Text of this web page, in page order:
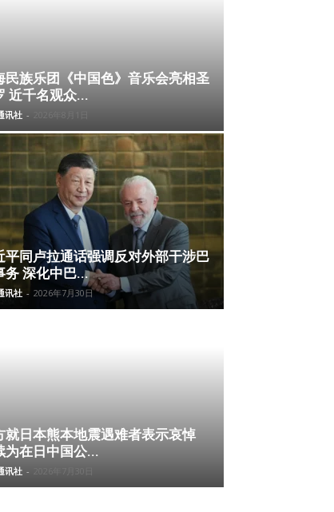
民族乐团《中国色》音乐会亮相圣
近千名观众...
讯社 -
平同卢拉通话强调反对外部干涉巴
务 深化中巴...
讯社 - 2026年7月30日
就日本熊本地震遇难者表示哀悼
为在日中国公...
讯社 -